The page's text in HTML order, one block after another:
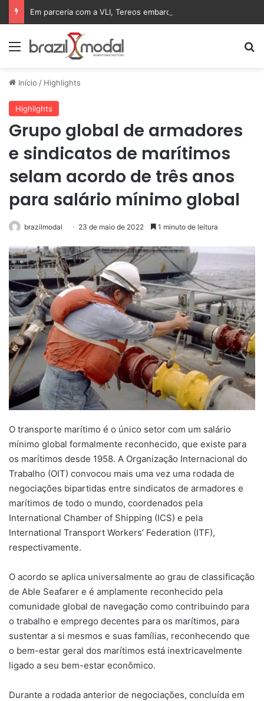
Menu
Início / Highlights
Highlights
Grupo global de armadores
e sindicatos de marítimos
selam acordo de três anos
para salário mínimo global
brazilmodal 23 de maio de 2022 1 minuto de leitura
O transporte marítimo é o único setor com um salário
mínimo global formalmente reconhecido, que existe para
os marítimos desde 1958. A Organização Internacional do
Trabalho (OIT) convocou mais uma vez uma rodada de
negociações bipartidas entre sindicatos de armadores e
marítimos de todo o mundo, coordenados pela
International Chamber of Shipping (ICS) e pela
International Transport Workers’ Federation (ITF),
respectivamente.
O acordo se aplica universalmente ao grau de classificação
de Able Seafarer e é amplamente reconhecido pela
comunidade global de navegação como contribuindo para
o trabalho e emprego decentes para os marítimos, para
sustentar a si mesmos e suas famílias, reconhecendo que
o bem-estar geral dos marítimos está inextricavelmente
ligado a seu bem-estar econômico.
Durante a rodada anterior de negociações, concluída em